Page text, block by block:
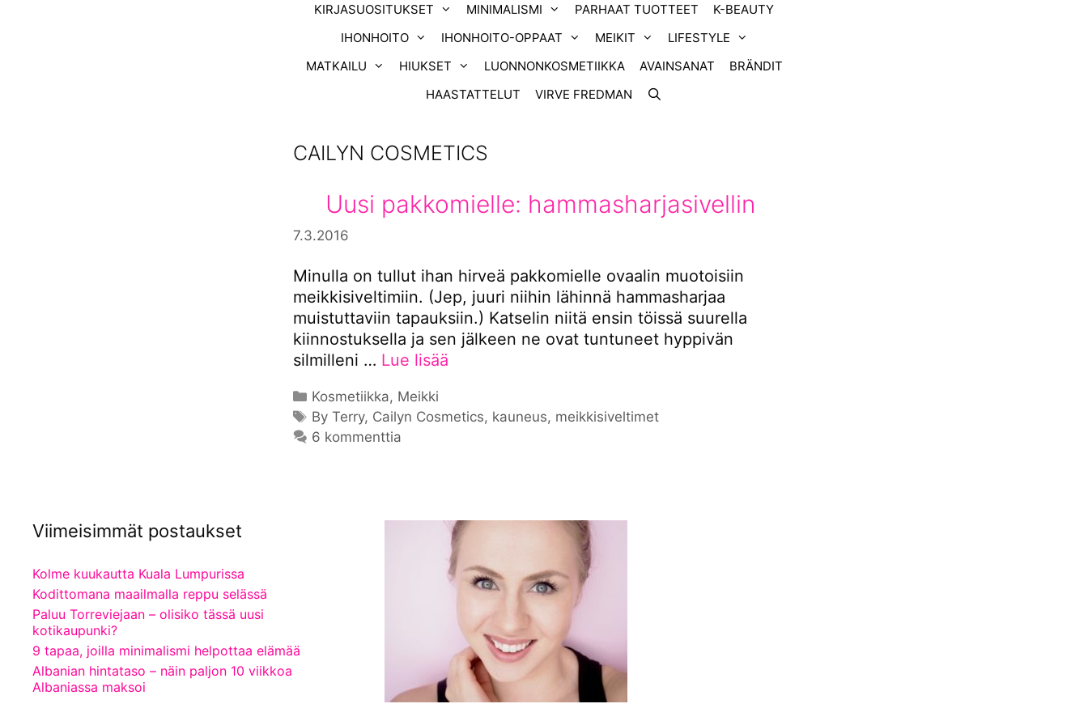
KIRJASUOSITUKSET MINIMALISMI PARHAAT TUOTTEET
K-BEAUTY
IHONHOITO
IHONHOITO-OPPAAT MEIKIT
LIFESTYLE
MATKAILU
HIUKSET LUONNONKOSMETIIKKA AVAINSANAT
BRÄNDIT
HAASTATTELUT
VIRVE FREDMAN
CAILYN COSMETICS
Uusi pakkomielle: hammasharjasivellin
7.3.2016
Minulla on tullut ihan hirveä pakkomielle ovaalin muotoisiin
meikkisiveltimiin. (Jep, juuri niihin lähinnä hammasharjaa
muistuttaviin tapauksiin.) Katselin niitä ensin töissä suurella
kiinnostuksella ja sen jälkeen ne ovat tuntuneet hyppivän
silmilleni … Lue lisää
Kategoriat
Kosmetiikka, Meikki
Avainsanat
By Terry, Cailyn Cosmetics, kauneus, meikkisiveltimet
6 kommenttia
Viimeisimmät postaukset
Kolme kuukautta Kuala Lumpurissa
Kodittomana maailmalla reppu selässä
Paluu Torreviejaan – olisiko tässä uusi
kotikaupunki?
9 tapaa, joilla minimalismi helpottaa elämää
Albanian hintataso – näin paljon 10 viikkoa
Albaniassa maksoi